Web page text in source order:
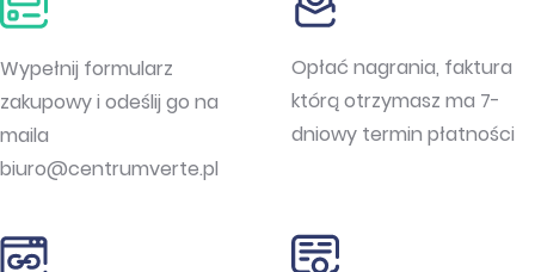
Wypełnij formularz
zakupowy i odeślij go na
maila
biuro@centrumverte.pl
Opłać nagrania, faktura
którą otrzymasz ma 7-
dniowy termin płatności